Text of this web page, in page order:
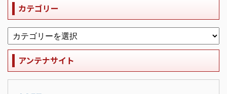
カテゴリー
アンテナサイト